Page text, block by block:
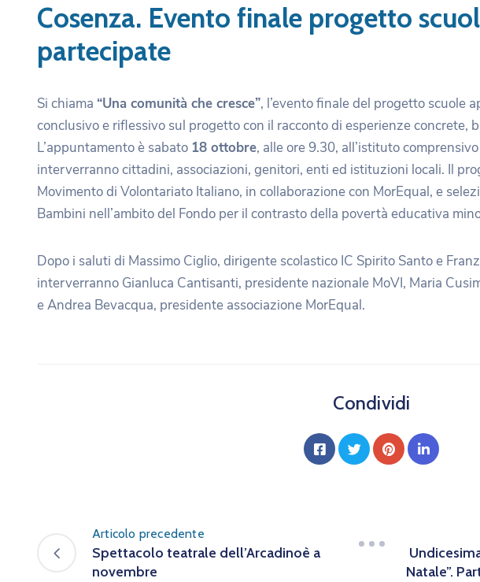
Cosenza. Evento finale progetto
partecipate
Si chiama “Una comunità che cresce”, l’evento finale del progetto scuole
conclusivo e riflessivo sul progetto con il racconto di esperienze concrete,
L’appuntamento è sabato 18 ottobre, alle ore 9.30, all’istituto
interverranno cittadini, associazioni, genitori, enti ed istituzioni locali. Il
Movimento di Volontariato Italiano, in collaborazione con MorEqual, e
Bambini nell’ambito del Fondo per il contrasto della povertà educativa
Dopo i saluti di Massimo Ciglio, dirigente scolastico IC Spirito Santo e
interverranno Gianluca Cantisanti, presidente nazionale MoVI, Maria
e Andrea Bevacqua, presidente associazione MorEqual.
Condividi
Articolo precedente
Spettacolo teatrale dell’Arcadinoè a
novembre
Natale”.